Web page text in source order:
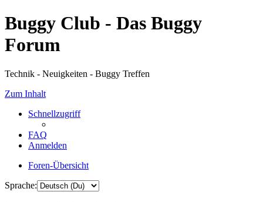
Buggy Club - Das Buggy
Forum
Technik - Neuigkeiten - Buggy Treffen
Zum Inhalt
Schnellzugriff
FAQ
Anmelden
Foren-Übersicht
Sprache: